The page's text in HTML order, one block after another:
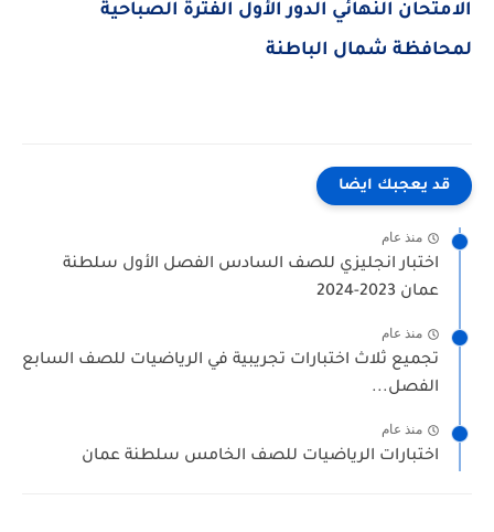
الامتحان النهائي الدور الأول الفترة الصباحية
لمحافظة شمال الباطنة
قد يعجبك ايضا
منذ عام
اختبار انجليزي للصف السادس الفصل الأول سلطنة
عمان 2023-2024
منذ عام
تجميع ثلاث اختبارات تجريبية في الرياضيات للصف السابع
الفصل...
منذ عام
اختبارات الرياضيات للصف الخامس سلطنة عمان